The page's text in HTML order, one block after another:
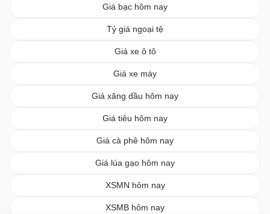
Giá bạc hôm nay
Tỷ giá ngoại tệ
Giá xe ô tô
Giá xe máy
Giá xăng dầu hôm nay
Giá tiêu hôm nay
Giá cà phê hôm nay
Giá lúa gạo hôm nay
XSMN hôm nay
XSMB hôm nay